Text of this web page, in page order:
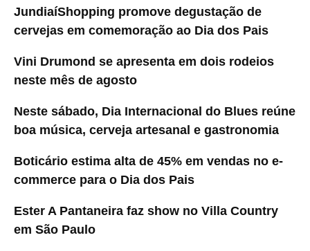
JundiaíShopping promove degustação de
cervejas em comemoração ao Dia dos Pais
Vini Drumond se apresenta em dois rodeios
neste mês de agosto
Neste sábado, Dia Internacional do Blues reúne
boa música, cerveja artesanal e gastronomia
Boticário estima alta de 45% em vendas no e-
commerce para o Dia dos Pais
Ester A Pantaneira faz show no Villa Country
em São Paulo